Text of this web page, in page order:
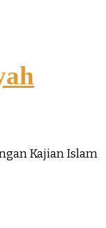
Kajian Islam